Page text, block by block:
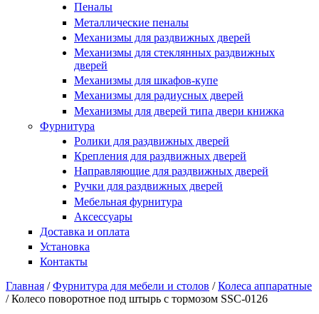
Пеналы
Металлические пеналы
Механизмы для раздвижных дверей
Механизмы для стеклянных раздвижных
дверей
Механизмы для шкафов-купе
Механизмы для радиусных дверей
Механизмы для дверей типа двери книжка
Фурнитура
Ролики для раздвижных дверей
Крепления для раздвижных дверей
Направляющие для раздвижных дверей
Ручки для раздвижных дверей
Мебельная фурнитура
Аксессуары
Доставка и оплата
Установка
Контакты
Вы здесь
Главная / Фурнитура для мебели и столов / Колеса аппаратные
/ Колесо поворотное под штырь с тормозом SSC-0126
Купить в один клик